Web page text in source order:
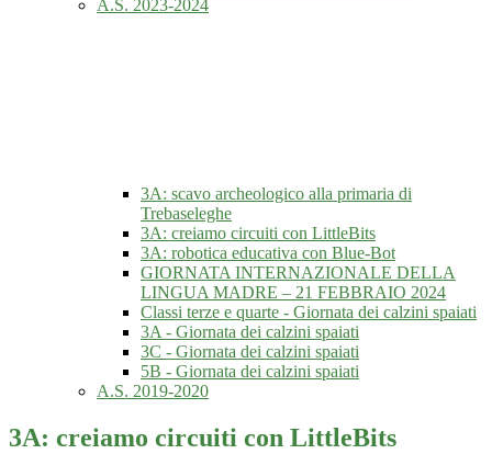
A.S. 2023-2024
3A: scavo archeologico alla primaria di
Trebaseleghe
3A: creiamo circuiti con LittleBits
3A: robotica educativa con Blue-Bot
GIORNATA INTERNAZIONALE DELLA
LINGUA MADRE – 21 FEBBRAIO 2024
Classi terze e quarte - Giornata dei calzini spaiati
3A - Giornata dei calzini spaiati
3C - Giornata dei calzini spaiati
5B - Giornata dei calzini spaiati
A.S. 2019-2020
3A: creiamo circuiti con LittleBits